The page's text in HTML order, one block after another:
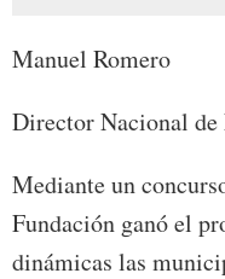
Manuel Romero
Director Nacional de
Mediante un
Fundación ganó el
dinámicas las